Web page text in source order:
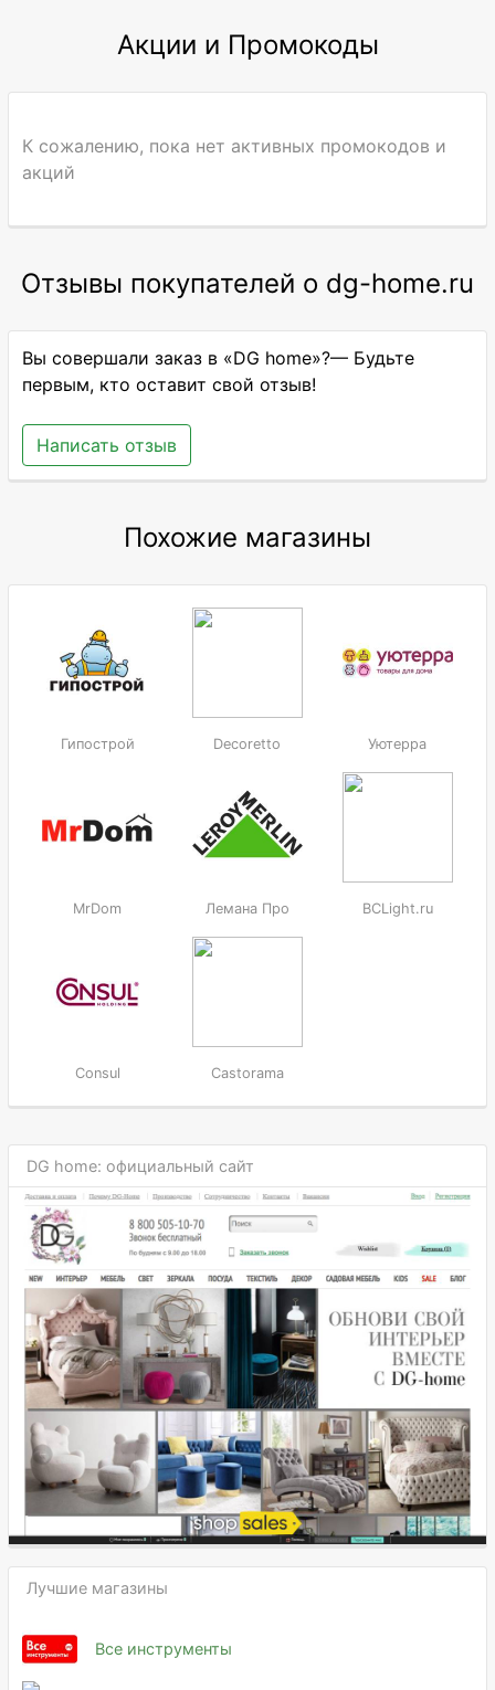
Акции и Промокоды
К сожалению, пока нет активных промокодов и
акций
Отзывы покупателей о dg-home.ru
Вы совершали заказ в «DG home»?— Будьте
первым, кто оставит свой отзыв!
Написать отзыв
Похожие магазины
Гипострой Decoretto Уютерра
MrDom Лемана Про BCLight.ru
Consul Castorama
DG home: официальный сайт
Лучшие магазины
Все инструменты